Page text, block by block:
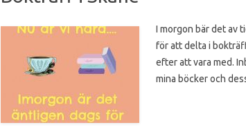
I morgon bär det av
för att delta i
efter att vara med.
mina böcker och